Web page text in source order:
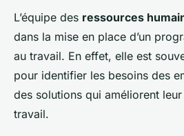
L’équipe des ressources
dans la mise en place d’un
au travail. En effet, elle est
pour identifier les besoins des
des solutions qui améliorent
travail.